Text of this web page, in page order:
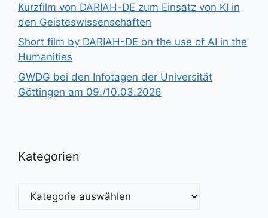
Kurzfilm von DARIAH-DE zum Einsatz von KI in
den Geisteswissenschaften
Short film by DARIAH-DE on the use of AI in the
Humanities
GWDG bei den Infotagen der Universität
Göttingen am 09./10.03.2026
Kategorien
Kategorien